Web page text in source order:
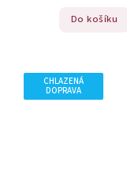
Do košíku
CHLAZENÁ
DOPRAVA